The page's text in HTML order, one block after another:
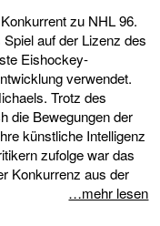
zu NHL 96.
auf der Lizenz des
Eishockey-
verwendet.
Trotz des
die Bewegungen der
künstliche Intelligenz
zufolge war das
Konkurrenz aus der
…mehr lesen